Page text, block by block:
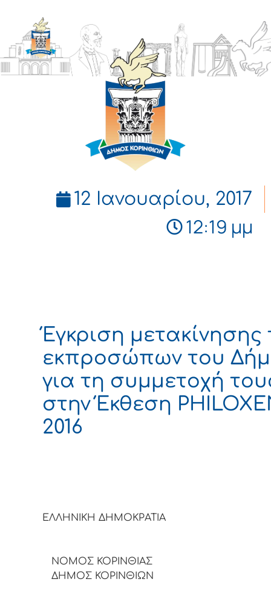
ΔΗΜΟΣ
ΚΟΡΙΝΘΙΩΝ
12 Ιανουαρίου, 2017
12:19 μμ
Έγκριση μετακίνησης
εκπροσώπων του
για τη συμμετοχή
στην Έκθεση
2016
ΕΛΛΗΝΙΚΗ ΔΗΜΟΚΡΑΤΙΑ
ΝΟΜΟΣ ΚΟΡΙΝΘΙΑΣ
ΔΗΜΟΣ ΚΟΡΙΝΘΙΩΝ